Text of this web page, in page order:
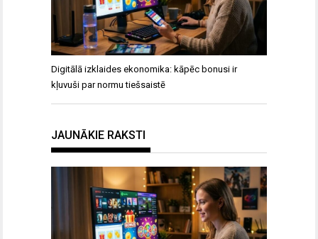
Digitālā izklaides ekonomika: kāpēc bonusi ir
kļuvuši par normu tiešsaistē
JAUNĀKIE RAKSTI